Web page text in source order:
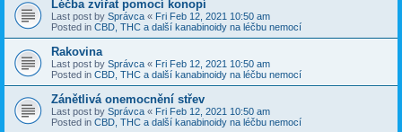
Léčba zvířat pomocí konopí
Last post by Správca « Fri Feb 12, 2021 10:50 am
Posted in CBD, THC a další kanabinoidy na léčbu nemocí
Rakovina
Last post by Správca « Fri Feb 12, 2021 10:50 am
Posted in CBD, THC a další kanabinoidy na léčbu nemocí
Zánětlivá onemocnění střev
Last post by Správca « Fri Feb 12, 2021 10:50 am
Posted in CBD, THC a další kanabinoidy na léčbu nemocí